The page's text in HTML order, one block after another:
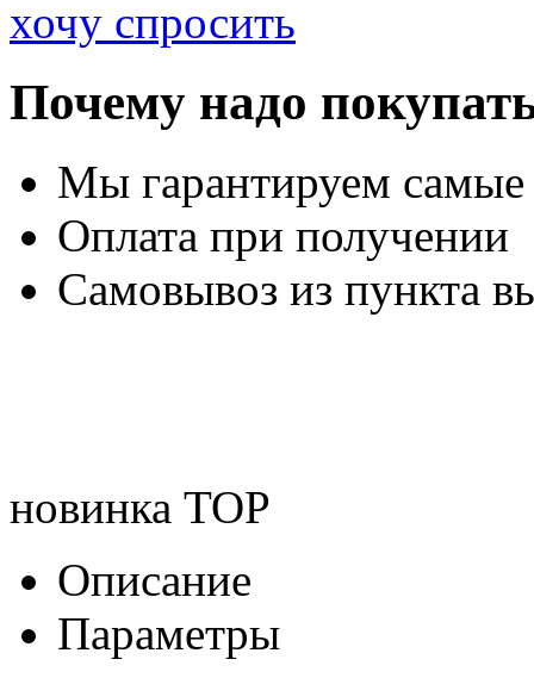
хочу спросить
Почему надо
Мы гарантируем
Оплата при получении
Самовывоз из пункта
новинка TOP
Описание
Параметры